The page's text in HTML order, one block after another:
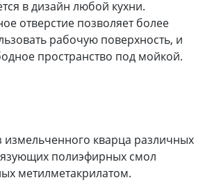
в дизайн любой кухни.
отверстие позволяет более
рабочую поверхность, и
пространство под мойкой.
измельченного кварца различных
полиэфирных смол
метилметакрилатом.